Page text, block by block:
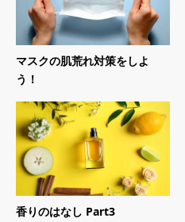
マスクの肌荒れ対策をしよ
う！
香りのはなし Part3